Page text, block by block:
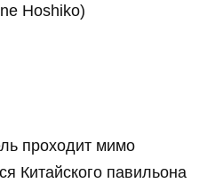
Hoshiko)
проходит мимо
Китайского павильона